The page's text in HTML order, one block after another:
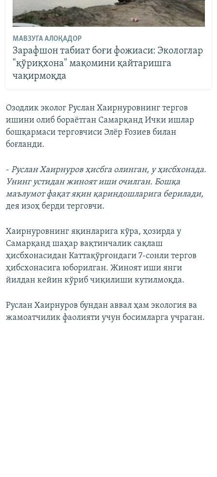
МАВЗУГА АЛОҚАДОР
Зарафшон табиат боғи фожиаси: Экологлар
"қўриқхона" мақомини қайтаришга
чақирмоқда
Озодлик эколог Руслан Хаирнуровнинг тергов
ишини олиб бораётган Самарқанд Ички ишлар
бошқармаси терговчиси Элёр Ғозиев билан
боғланди.
- Руслан Хаирнуров ҳисбга олинган, у ҳисбхонада.
Унинг устидан жиноят иши очилган. Бошқа
маълумот фақат яқин қариндошларига берилади,
дея изоҳ берди терговчи.
Хаирнуровнинг яқинларига кўра, ҳозирда у
Самарқанд шаҳар вақтинчалик сақлаш
ҳисбхонасидан Каттақўрғондаги 7-сонли тергов
ҳибсхонасига юборилган. Жиноят иши янги
йилдан кейин кўриб чиқилиши кутилмоқда.
Руслан Хаирнуров бундан аввал ҳам экология ва
жамоатчилик фаолияти учун босимларга учраган.